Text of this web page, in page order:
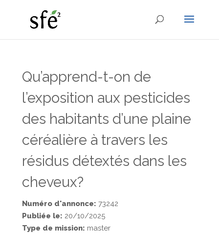
Qu’apprend-t-on de
l’exposition aux pesticides
des habitants d’une plaine
céréalière à travers les
résidus détextés dans les
cheveux?
Numéro d'annonce: 73242
Publiée le: 20/10/2025
Type de mission: master